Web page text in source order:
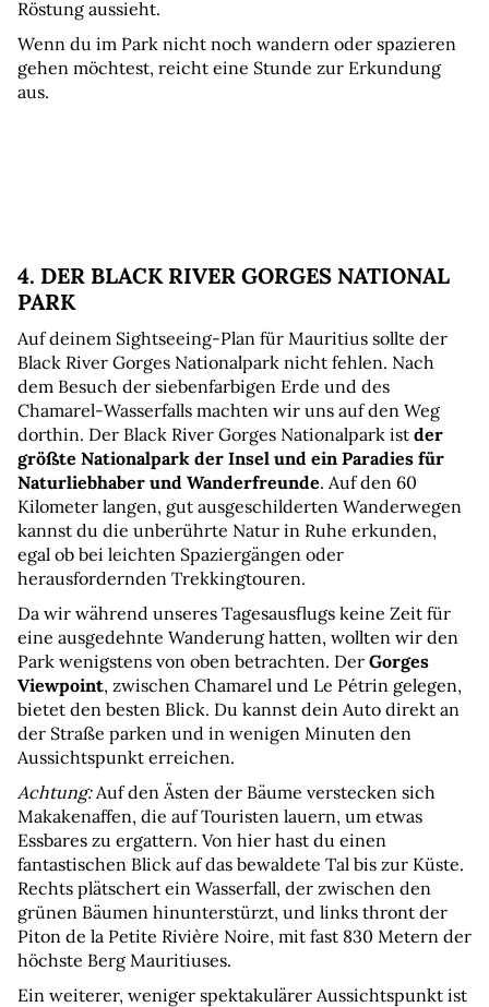
Röstung aussieht.
Wenn du im Park nicht noch wandern oder spazieren
gehen möchtest, reicht eine Stunde zur Erkundung
aus.
4. DER BLACK RIVER GORGES NATIONAL
PARK
Auf deinem Sightseeing-Plan für Mauritius sollte der
Black River Gorges Nationalpark nicht fehlen. Nach
dem Besuch der siebenfarbigen Erde und des
Chamarel-Wasserfalls machten wir uns auf den Weg
dorthin. Der Black River Gorges Nationalpark ist der
größte Nationalpark der Insel und ein Paradies für
Naturliebhaber und Wanderfreunde. Auf den 60
Kilometer langen, gut ausgeschilderten Wanderwegen
kannst du die unberührte Natur in Ruhe erkunden,
egal ob bei leichten Spaziergängen oder
herausfordernden Trekkingtouren.
Da wir während unseres Tagesausflugs keine Zeit für
eine ausgedehnte Wanderung hatten, wollten wir den
Park wenigstens von oben betrachten. Der Gorges
Viewpoint, zwischen Chamarel und Le Pétrin gelegen,
bietet den besten Blick. Du kannst dein Auto direkt an
der Straße parken und in wenigen Minuten den
Aussichtspunkt erreichen.
Achtung: Auf den Ästen der Bäume verstecken sich
Makakenaffen, die auf Touristen lauern, um etwas
Essbares zu ergattern. Von hier hast du einen
fantastischen Blick auf das bewaldete Tal bis zur Küste.
Rechts plätschert ein Wasserfall, der zwischen den
grünen Bäumen hinunterstürzt, und links thront der
Piton de la Petite Rivière Noire, mit fast 830 Metern der
höchste Berg Mauritiuses.
Ein weiterer, weniger spektakulärer Aussichtspunkt ist